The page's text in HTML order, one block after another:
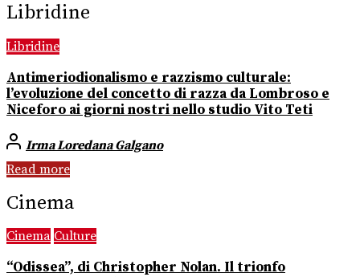
Libridine
Libridine
Antimeriodionalismo e razzismo culturale:
l’evoluzione del concetto di razza da Lombroso e
Niceforo ai giorni nostri nello studio Vito Teti
Irma Loredana Galgano
Read more
Cinema
Cinema Culture
“Odissea”, di Christopher Nolan. Il trionfo